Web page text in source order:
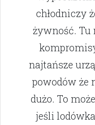
chłodniczy
żywność. Tu
najtańsze
powodów że
dużo. To
jeśli